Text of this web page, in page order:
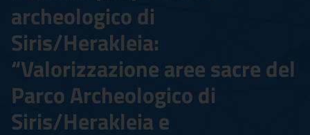
archeologico di
Siris/Herakleia:
“Valorizzazione aree sacre del
Parco Archeologico di
Siris/Herakleia e